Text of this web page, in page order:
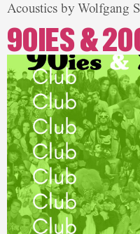
Acoustics by Wolfgang
90IES &